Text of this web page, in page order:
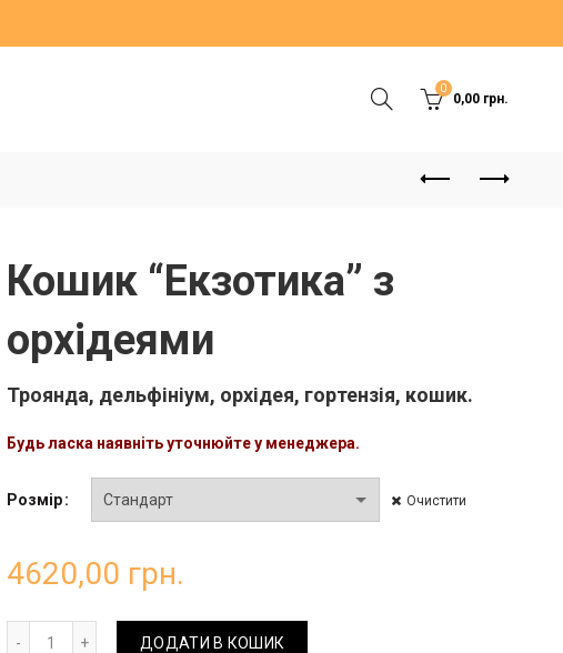
0
0,00грн.
Кошик “Екзотика” з
орхідеями
Троянда, дельфініум, орхідея, гортензія, кошик.
Будь ласка наявніть уточнюйте у менеджера.
Розмір Очистити
4620,00 грн.
ДОДАТИ В КОШИК